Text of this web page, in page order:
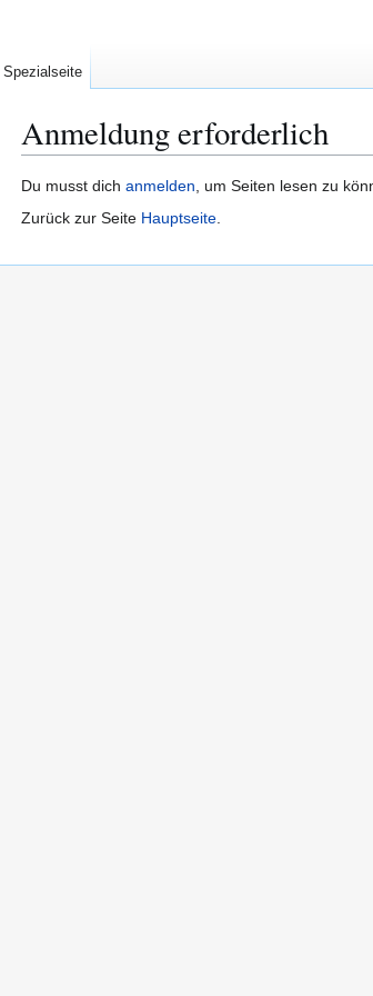
Anmeldung erforderlich
Zur
Navigation
Zur
Suche
Du musst dich anmelden, um Seiten lesen zu
Zurück zur Seite Hauptseite.
Spezialseite